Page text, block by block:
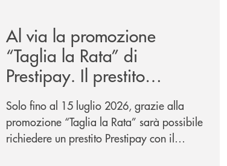
Al via la promozione
“Taglia la Rata” di
Prestipay. Il prestito
personale che si fa in due
per te!
Solo fino al 15 luglio 2026, grazie alla
promozione “Taglia la Rata” sarà possibile
richiedere un prestito Prestipay con il